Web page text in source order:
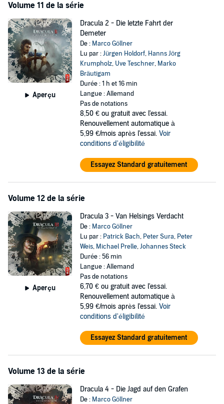
Volume 11 de la série
Aperçu
Dracula 2 - Die letzte Fahrt der
Demeter
De : Marco Göllner
Lu par :Jürgen Holdorf, Hanns Jörg
Krumpholz, Uve Teschner, Marko
Bräutigam
Durée : 1 h et 16 min
Langue : Allemand
Pas de notations
8,50 € ou gratuit avec l'essai.
Renouvellement automatique à
5,99 €/mois après l'essai. Voir
conditions d'éligibilité
Essayez Standard gratuitement
Volume 12 de la série
Aperçu
Dracula 3 - Van Helsings Verdacht
De : Marco Göllner
Lu par : Patrick Bach, Peter Sura, Peter
Weis, Michael Prelle,Johannes Steck
Durée : 56 min
Langue : Allemand
Pas de notations
6,70 € ou gratuit avec l'essai.
Renouvellement automatique à
5,99 €/mois après l'essai. Voir
conditions d'éligibilité
Essayez Standard gratuitement
Volume 13 de la série
Dracula 4 - Die Jagd auf den Grafen
De : Marco Göllner